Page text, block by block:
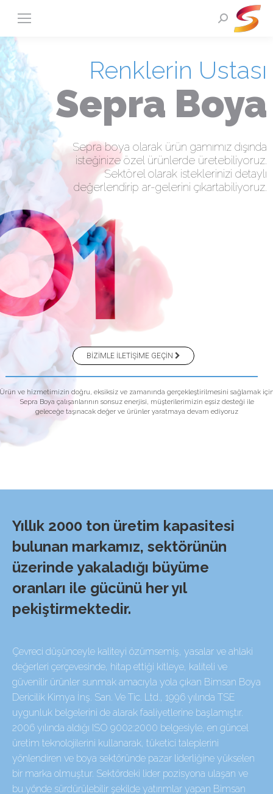
Search:
Sepra Boya
Renklerin Ustası
Ürün ve hizmetimizin doğru, eksiksiz ve zamanında gerçekleştirilmesini sağlamak
Sepra Boya çalışanlarının sonsuz enerjisi, müşterilerimizin eşsiz desteği ile
geleceğe taşınacak değer ve ürünler yaratmaya devam ediyoruz
Sepra boya olarak ürün gamımız dışında
isteğinize özel ürünlerde üretebiliyoruz.
Sektörel olarak isteklerinizi detaylı
değerlendirip ar-gelerini çıkartabiliyoruz.
BİZİMLE İLETİŞİME GEÇİN
Yıllık 2000 ton üretim kapasitesi
bulunan markamız, sektörünün
üzerinde yakaladığı büyüme
oranları ile gücünü her yıl
pekiştirmektedir.
Çevreci düşünceyle kaliteyi özümsemiş, yasalar ve ahlaki
değerleri çerçevesinde, hitap ettiği kitleye, kaliteli ve
güvenilir ürünler sunmak amacıyla yola çıkan Bimsan Boya
Dericilik Kimya İnş. San. Ve Tic. Ltd., 1996 yılında TSE
uygunluk belgelerini de alarak faaliyetlerine başlamıştır.
2006 yılında aldığı ISO 9002:2000 belgesiyle, en güncel
üretim teknolojilerini kullanarak, tüketici taleplerini
yönlendiren ve boya sektöründe pazar liderliğine yükselen
bir marka olmuştur. Sektördeki lider pozisyona ulaşan ve
bu yönde sürdürülebilir şekilde yatırımlar yapan Bimsan